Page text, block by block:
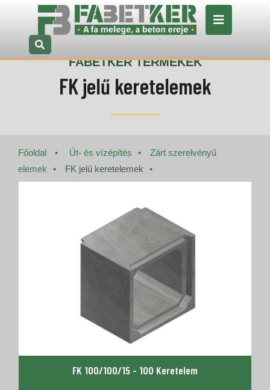
FABETKER TERMÉKEK
FK jelű keretelemek
Főoldal Út- és vízépítés
Zárt szerelvényű
elemek
FK jelű keretelemek
FK 100/100/15 - 100 Keretelem